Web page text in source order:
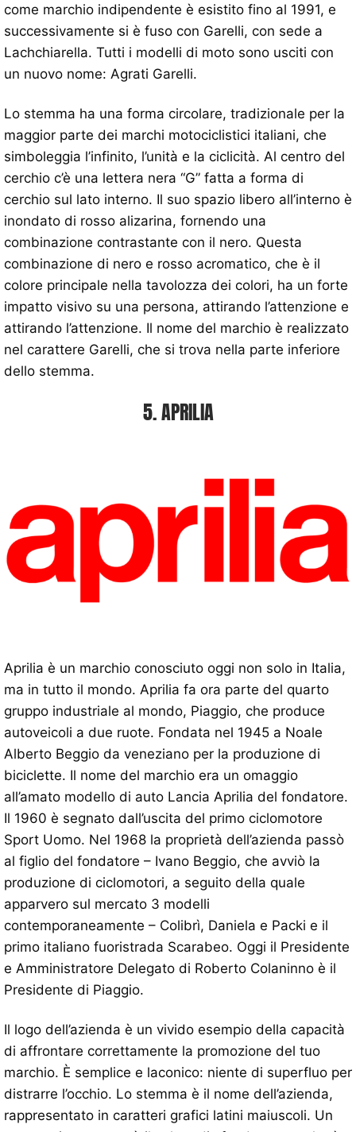
come marchio indipendente è esistito fino al 1991, e
successivamente si è fuso con Garelli, con sede a
Lachchiarella. Tutti i modelli di moto sono usciti con
un nuovo nome: Agrati Garelli.
Lo stemma ha una forma circolare, tradizionale per la
maggior parte dei marchi motociclistici italiani, che
simboleggia l’infinito, l’unità e la ciclicità. Al centro del
cerchio c’è una lettera nera “G” fatta a forma di
cerchio sul lato interno. Il suo spazio libero all’interno è
inondato di rosso alizarina, fornendo una
combinazione contrastante con il nero. Questa
combinazione di nero e rosso acromatico, che è il
colore principale nella tavolozza dei colori, ha un forte
impatto visivo su una persona, attirando l’attenzione e
attirando l’attenzione. Il nome del marchio è realizzato
nel carattere Garelli, che si trova nella parte inferiore
dello stemma.
5. APRILIA
Aprilia è un marchio conosciuto oggi non solo in Italia,
ma in tutto il mondo. Aprilia fa ora parte del quarto
gruppo industriale al mondo, Piaggio, che produce
autoveicoli a due ruote. Fondata nel 1945 a Noale
Alberto Beggio da veneziano per la produzione di
biciclette. Il nome del marchio era un omaggio
all’amato modello di auto Lancia Aprilia del fondatore.
Il 1960 è segnato dall’uscita del primo ciclomotore
Sport Uomo. Nel 1968 la proprietà dell’azienda passò
al figlio del fondatore – Ivano Beggio, che avviò la
produzione di ciclomotori, a seguito della quale
apparvero sul mercato 3 modelli
contemporaneamente – Colibrì, Daniela e Packi e il
primo italiano fuoristrada Scarabeo. Oggi il Presidente
e Amministratore Delegato di Roberto Colaninno è il
Presidente di Piaggio.
Il logo dell’azienda è un vivido esempio della capacità
di affrontare correttamente la promozione del tuo
marchio. È semplice e laconico: niente di superfluo per
distrarre l’occhio. Lo stemma è il nome dell’azienda,
rappresentato in caratteri grafici latini maiuscoli. Un